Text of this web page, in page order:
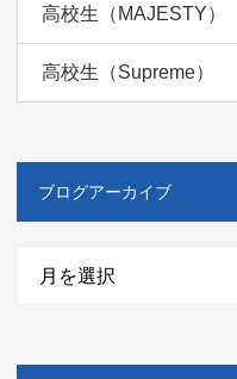
高校生（MAJESTY）
高校生（Supreme）
ブログアーカイブ
月を選択